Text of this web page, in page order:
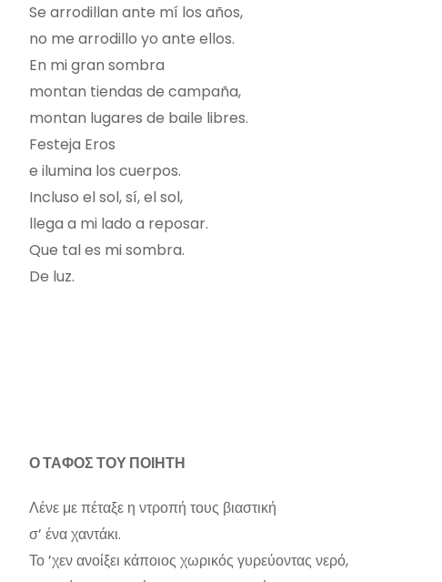
Se arrodillan ante mí los años,
no me arrodillo yo ante ellos.
En mi gran sombra
montan tiendas de campaña,
montan lugares de baile libres.
Festeja Eros
e ilumina los cuerpos.
Incluso el sol, sí, el sol,
llega a mi lado a reposar.
Que tal es mi sombra.
De luz.
Ο ΤΑΦΟΣ ΤΟΥ ΠΟΙΗΤΗ
Λένε με πέταξε η ντροπή τους βιαστική
σ’ ένα χαντάκι.
Το ’χεν ανοίξει κάποιος χωρικός γυρεύοντας νερό,